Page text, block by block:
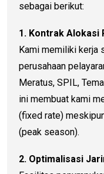
sebagai berikut:
1. Kontrak Alokasi
Kami memiliki kerja
perusahaan
Meratus, SPIL,
ini membuat kami
(fixed rate)
(peak season).
2. Optimalisasi